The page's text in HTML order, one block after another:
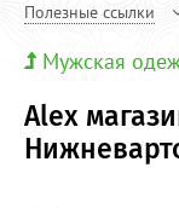
Полезные ссылки
Мужская
Alex